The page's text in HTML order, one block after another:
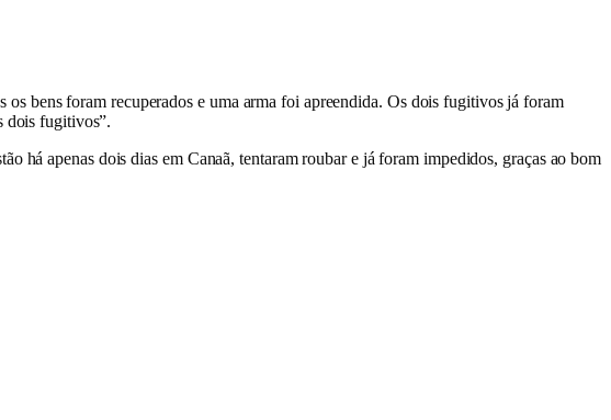
bens foram recuperados e uma arma foi apreendida. Os dois fugitivos já foram
dois fugitivos”.
há apenas dois dias em Canaã, tentaram roubar e já foram impedidos, graças ao bom